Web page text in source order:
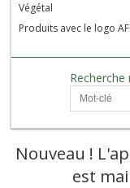
Végétal
Produits avec le logo
Recherche
Nouveau !
est